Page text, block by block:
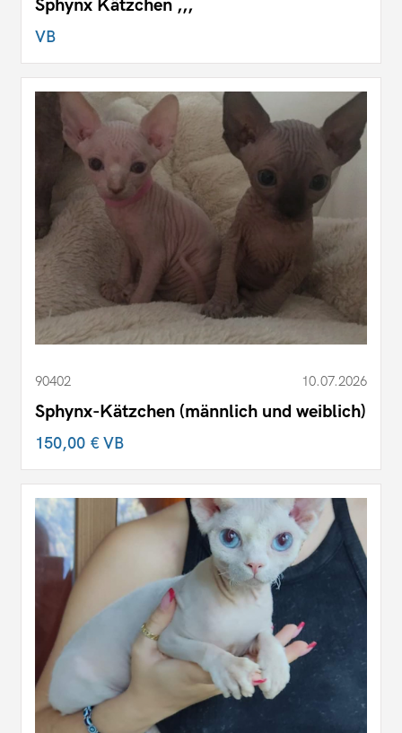
Sphynx Kätzchen ,,,
VB
90402 10.07.2026
Sphynx-Kätzchen (männlich und weiblich)
150,00 €VB